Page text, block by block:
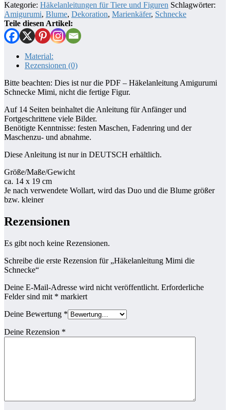
Kategorie: Häkelanleitungen für Tiere und Figuren Schlagwörter:
Amigurumi, Blume, Dekoration, Marienkäfer, Schnecke
Teile diesen Artikel:
Material:
Rezensionen (0)
Bitte beachten: Dies ist nur die PDF – Häkelanleitung Amigurumi
Schnecke Mimi, nicht die fertige Figur.
Auf 14 Seiten beinhaltet die Anleitung für Anfänger und
Fortgeschrittene viele Bilder.
Benötigte Kenntnisse: festen Maschen, Fadenring und der
Maschenzu- und abnahme.
Diese Anleitung ist nur in DEUTSCH erhältlich.
Größe/Maße/Gewicht
ca. 14 x 19 cm
Je nach verwendete Wollart, wird das Duo und die Blume größer
bzw. kleiner
Rezensionen
Es gibt noch keine Rezensionen.
Schreibe die erste Rezension für „Häkelanleitung Mimi die
Schnecke“
Deine E-Mail-Adresse wird nicht veröffentlicht. Erforderliche
Felder sind mit * markiert
Deine Bewertung *
Deine Rezension *